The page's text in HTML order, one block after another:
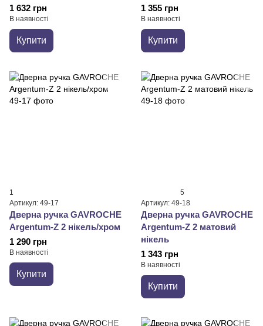
1 632 грн
В наявності
Купити
1 355 грн
В наявності
Купити
1
Артикул: 49-17
Дверна ручка GAVROCHE
Argentum-Z 2 нікель/хром
1 290 грн
В наявності
Купити
5
Артикул: 49-18
Дверна ручка GAVROCHE
Argentum-Z 2 матовий
нікель
1 343 грн
В наявності
Купити